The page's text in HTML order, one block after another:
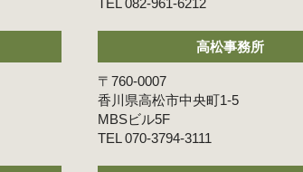
高松事務所
〒760-0007
香川県高松市中央町1-5
MBSビル5F
070-3794-3111